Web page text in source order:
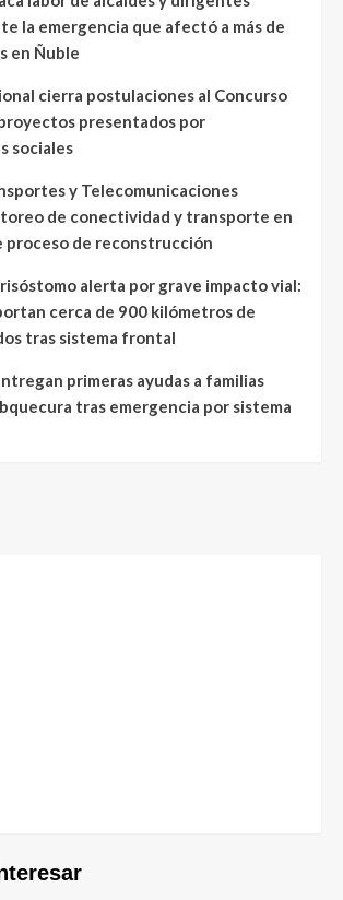
la emergencia que afectó a más de
en Ñuble
cierra postulaciones al Concurso
presentados por
sociales
y Telecomunicaciones
de conectividad y transporte en
proceso de reconstrucción
alerta por grave impacto vial:
cerca de 900 kilómetros de
tras sistema frontal
primeras ayudas a familias
tras emergencia por sistema